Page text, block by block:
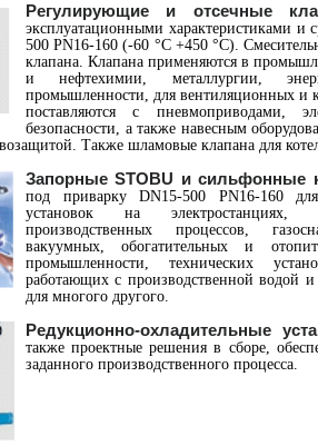
Регулирующие и отсечные
эксплуатационными характеристиками и
500 PN16-160 (-60 °С +450 °С).
клапана. Клапана применяются в
и нефтехимии, металлургии,
промышленности, для вентиляционных и
поставляются с пневмоприводами,
безопасности, а также навесным
Также шламовые клапана для
Запорные STOBU и сильфонные
под приварку DN15-500 PN16-160
установок на электростанциях,
производственных процессов,
вакуумных, обогатительных и
промышленности, технических
работающих с производственной водой
для многого другого.
Редукционно-охладительные
также проектные решения в сборе,
заданного производственного процесса.